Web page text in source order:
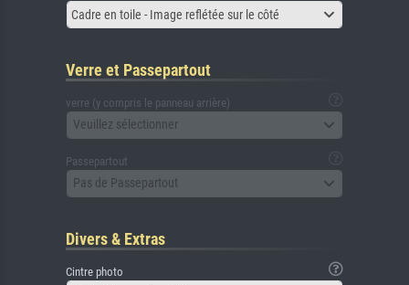
Cadre en toile - Image reflétée sur le côté
Verre et Passepartout
verre (y compris le panneau arrière)
Veuillez sélectionner
Passepartout
Pas de Passepartout
Divers & Extras
Cintre photo